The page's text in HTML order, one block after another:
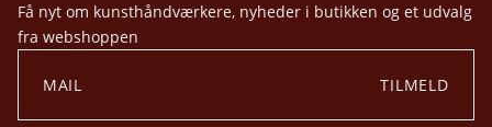
Få nyt om kunsthåndværkere, nyheder i butikken og et udvalg
fra webshoppen
TILMELD